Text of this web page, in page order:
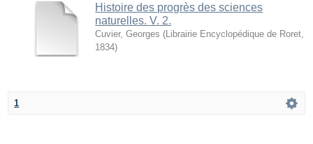
Histoire des progrès des sciences
naturelles. V. 2.
Cuvier, Georges ( Librairie Encyclopédique de Roret
1834)
1